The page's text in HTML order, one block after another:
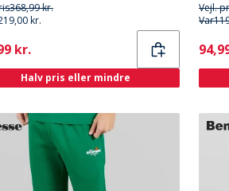
368,99 kr.
kr.
kr.
Halv pris eller mindre
Vejl.
Var